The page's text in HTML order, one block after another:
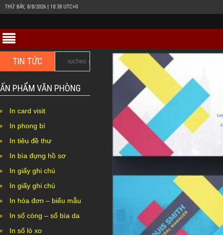
THỨ BẢY, 8/8/2026 | 10:38 UTC+0
TIN TỨC
áo giấy Couches giá rẻ In hộp giấy Duplex bồi carton
ẤN PHẨM VĂN PHÒNG
In card visit
In phong bì
In tiêu đề thư
In bìa đựng hồ sơ
In giấy ghi chú
In giấy ghi chú
In hóa đơn – biểu mẫu
In sổ còng – sổ bìa da
In sổ lò xo